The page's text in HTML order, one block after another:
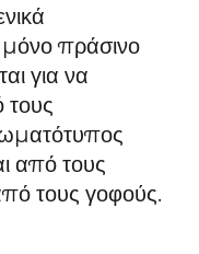
μόνο πράσινο
για να
τους
από τους
τους γοφούς.